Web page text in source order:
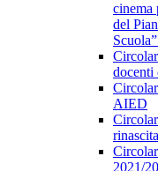
cinema
del
docenti
AIED
2021/